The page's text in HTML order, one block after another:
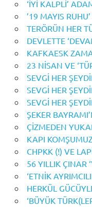
‘İYİ KALPLİ’
’19 MAYIS
TERÖRÜN HER
DEVLETTE
KAFKAESK
23 NİSAN VE
SEVGİ HER
SEVGİ HER
SEVGİ HER
ŞEKER
ÇİZMEDEN
KAPI
CHPKK (!) VE
56 YILLIK ÇINAR
‘ETNİK
HERKÜL
‘BÜYÜK